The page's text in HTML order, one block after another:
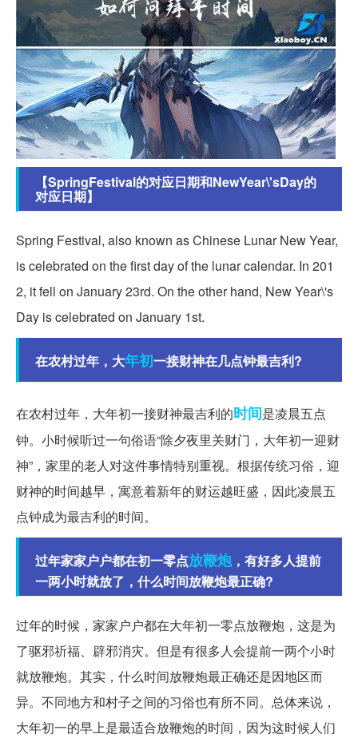
【SpringFestival的对应日期和NewYear\'sDay的
对应日期】
Spring Festival, also known as Chinese Lunar New Year,
is celebrated on the first day of the lunar calendar. In 201
2, it fell on January 23rd. On the other hand, New Year\'s
Day is celebrated on January 1st.
在农村过年，大年初一接财神在几点钟最吉利?
在农村过年，大年初一接财神最吉利的时间是凌晨五点
钟。小时候听过一句俗语“除夕夜里关财门，大年初一迎财
神”，家里的老人对这件事情特别重视。根据传统习俗，迎
财神的时间越早，寓意着新年的财运越旺盛，因此凌晨五
点钟成为最吉利的时间。
过年家家户户都在初一零点放鞭炮，有好多人提前
一两小时就放了，什么时间放鞭炮最正确?
过年的时候，家家户户都在大年初一零点放鞭炮，这是为
了驱邪祈福、辟邪消灾。但是有很多人会提前一两个小时
就放鞭炮。其实，什么时间放鞭炮最正确还是因地区而
异。不同地方和村子之间的习俗也有所不同。总体来说，
大年初一的早上是最适合放鞭炮的时间，因为这时候人们